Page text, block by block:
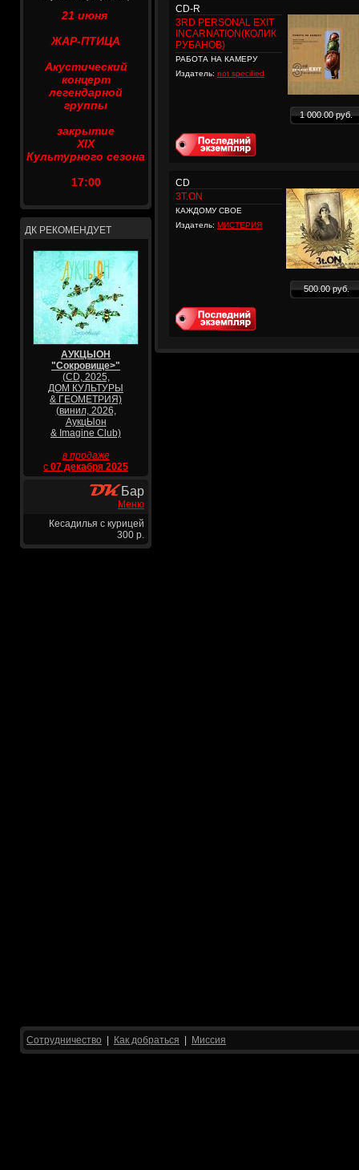
21 июня
ЖАР-ПТИЦА
Акустический
концерт
легендарной
группы
закрытие
XIX
Культурного сезона
17:00
ДК РЕКОМЕНДУЕТ
АУКЦЫОН
"Сокровище>"
(CD, 2025,
ДОМ КУЛЬТУРЫ
& ГЕОМЕТРИЯ)
(винил, 2026,
АукцЫон
& Imagine Club)
в продаже
с 07 декабря 2025
Бар
Меню
Кесадилья с курицей
300 р.
CD-R
3RD PERSONAL EXIT
INCARNATION(КОЛИК
РУБАНОВ)
РАБОТА НА КАМЕРУ
Издатель: not specified
1 000.00 руб.
CD
3T.ON
КАЖДОМУ СВОЕ
Издатель: МИСТЕРИЯ
500.00 руб.
Сотрудничество Как добраться Миссия